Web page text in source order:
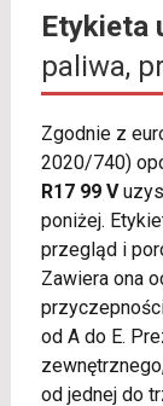
Etykieta
paliwa,
Zgodnie z
2020/740)
R17 99 V
poniżej.
przegląd i
Zawiera ona
od A do E.
od jednej do